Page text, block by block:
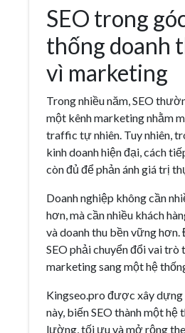
SEO trong
thống doanh
vì marketing
Trong nhiều năm, SEO
một kênh marketing nhằm
traffic tự nhiên. Tuy nhiên,
kinh doanh hiện đại, cách
còn đủ để phản ánh giá trị
Doanh nghiệp không cần
hơn, mà cần nhiều khách
và doanh thu bền vững
SEO phải chuyển đổi vai trò
marketing sang một hệ
Kingseo.pro được xây
này, biến SEO thành một hệ
lường, tối ưu và mở rộng